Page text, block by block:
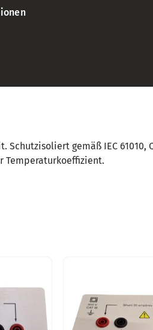
gemäß IEC 61010,
Temperaturkoeffizient.